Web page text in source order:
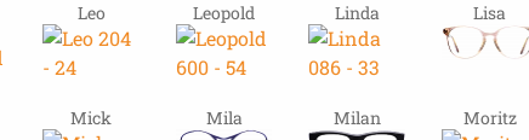
Leo Leopold Linda Lisa
Mick Mila Milan Moritz